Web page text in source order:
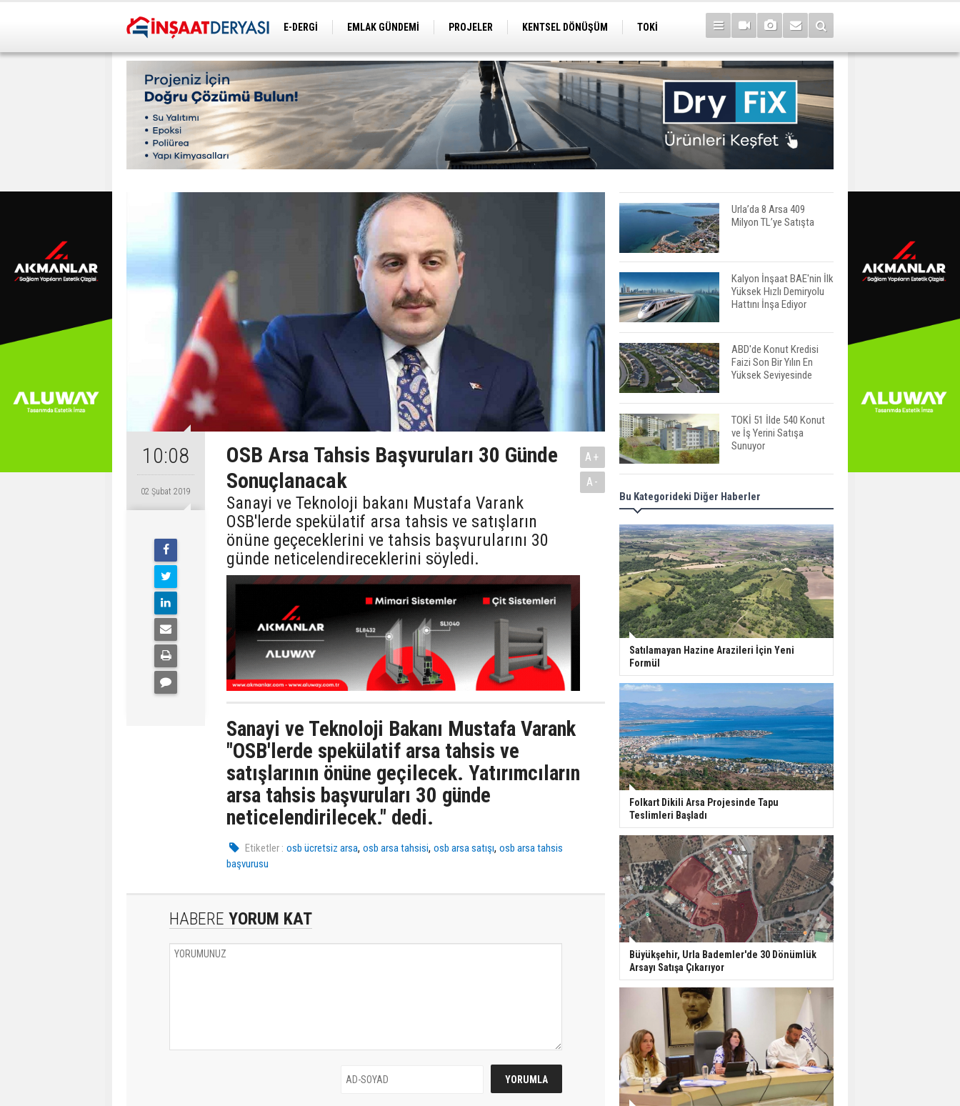
E-DERGİ EMLAK GÜNDEMİ PROJELER KENTSEL DÖNÜŞÜM
TOKİ
10:08
02 Şubat 2019
OSB Arsa Tahsis Başvuruları 30 Günde
Sonuçlanacak
Sanayi ve Teknoloji bakanı Mustafa Varank
OSB'lerde spekülatif arsa tahsis ve satışların
önüne geçeceklerini ve tahsis başvurularını 30
günde neticelendireceklerini söyledi.
A+
A-
Sanayi ve Teknoloji Bakanı Mustafa Varank
"OSB'lerde spekülatif arsa tahsis ve
satışlarının önüne geçilecek. Yatırımcıların
arsa tahsis başvuruları 30 günde
neticelendirilecek." dedi.
Etiketler : osb ücretsiz arsa,osb arsa tahsisi,osb arsa satışı,osb arsa tahsis
başvurusu
HABERE YORUM KAT
Urla’da 8 Arsa 409
Milyon TL’ye Satışta
Kalyon İnşaat BAE'nin İlk
Yüksek Hızlı Demiryolu
Hattını İnşa Ediyor
ABD'de Konut Kredisi
Faizi Son Bir Yılın En
Yüksek Seviyesinde
TOKİ 51 İlde 540 Konut
ve İş Yerini Satışa
Sunuyor
Yatırımcıların Bina Tercihi
Değişiyor: Dijital Altyapı
TOKİ'nin Kiralık Sosyal
Konut Modeli Kiraları
Düşürür Mü?
İkinci El Konut Fiyatları
İspanya'da Bir Yılda
Yüzde 16,2 Arttı
Konut Satışları Güçlü
Seyrini Korudu Yabancıya
Satış Geriledi
ABD'de İnşaat
Harcamaları Geriledi
Tercih Döneminde
Barınma Telaşı Başladı
Bu Kategorideki Diğer Haberler
Satılamayan Hazine Arazileri İçin Yeni
Formül
Folkart Dikili Arsa Projesinde Tapu
Teslimleri Başladı
Büyükşehir, Urla Bademler'de 30 Dönümlük
Arsayı Satışa Çıkarıyor